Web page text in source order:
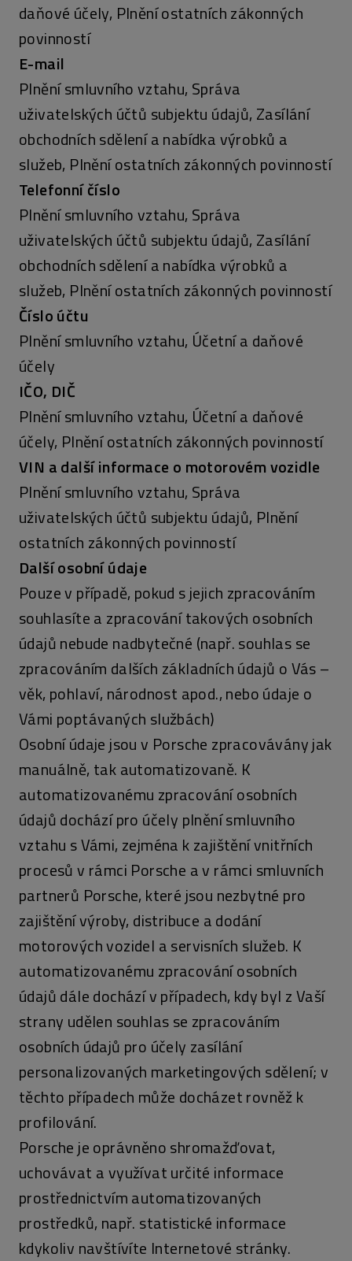
daňové účely, Plnění ostatních zákonných
povinností
E-mail
Plnění smluvního vztahu, Správa
uživatelských účtů subjektu údajů, Zasílání
obchodních sdělení a nabídka výrobků a
služeb, Plnění ostatních zákonných povinností
Telefonní číslo
Plnění smluvního vztahu, Správa
uživatelských účtů subjektu údajů, Zasílání
obchodních sdělení a nabídka výrobků a
služeb, Plnění ostatních zákonných povinností
Číslo účtu
Plnění smluvního vztahu, Účetní a daňové
účely
IČO, DIČ
Plnění smluvního vztahu, Účetní a daňové
účely, Plnění ostatních zákonných povinností
VIN a další informace o motorovém vozidle
Plnění smluvního vztahu, Správa
uživatelských účtů subjektu údajů, Plnění
ostatních zákonných povinností
Další osobní údaje
Pouze v případě, pokud s jejich zpracováním
souhlasíte a zpracování takových osobních
údajů nebude nadbytečné (např. souhlas se
zpracováním dalších základních údajů o Vás –
věk, pohlaví, národnost apod., nebo údaje o
Vámi poptávaných službách)
Osobní údaje jsou v Porsche zpracovávány jak
manuálně, tak automatizovaně. K
automatizovanému zpracování osobních
údajů dochází pro účely plnění smluvního
vztahu s Vámi, zejména k zajištění vnitřních
procesů v rámci Porsche a v rámci smluvních
partnerů Porsche, které jsou nezbytné pro
zajištění výroby, distribuce a dodání
motorových vozidel a servisních služeb. K
automatizovanému zpracování osobních
údajů dále dochází v případech, kdy byl z Vaší
strany udělen souhlas se zpracováním
osobních údajů pro účely zasílání
personalizovaných marketingových sdělení; v
těchto případech může docházet rovněž k
profilování.
Porsche je oprávněno shromažďovat,
uchovávat a využívat určité informace
prostřednictvím automatizovaných
prostředků, např. statistické informace
kdykoliv navštívíte Internetové stránky.